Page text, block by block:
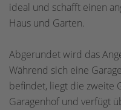
ideal und schafft einen
Haus und Garten.
Abgerundet wird das
Während sich eine
befindet, liegt die zweite
Garagenhof und verfügt